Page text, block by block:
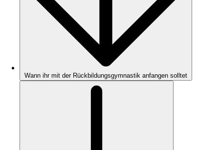
Wann ihr mit der Rückbildungsgymnastik anfangen solltet